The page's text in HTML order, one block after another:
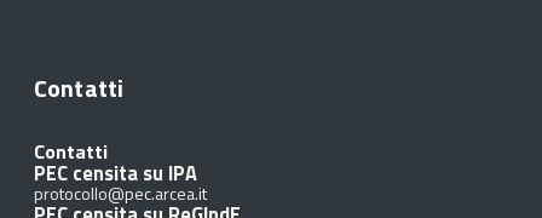
Contatti
Contatti
PEC censita su IPA
protocollo@pec.arcea.it